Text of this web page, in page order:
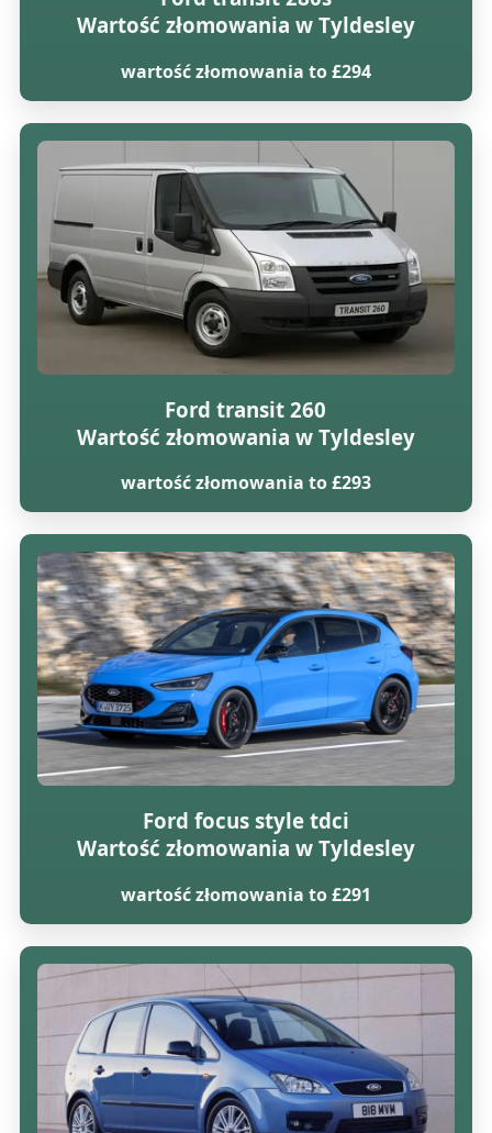
Wartość złomowania w Tyldesley
wartość złomowania to £294
Ford transit 260
Wartość złomowania w Tyldesley
wartość złomowania to £293
Ford focus style tdci
Wartość złomowania w Tyldesley
wartość złomowania to £291